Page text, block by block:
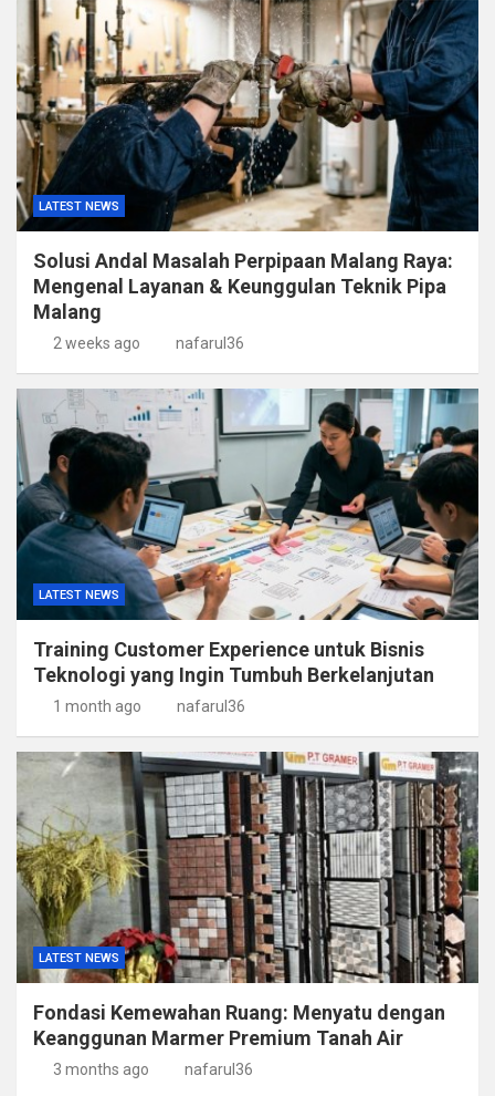
LATEST NEWS
Solusi Andal Masalah Perpipaan Malang Raya:
Mengenal Layanan & Keunggulan Teknik Pipa
Malang
2 weeks ago nafarul36
LATEST NEWS
Training Customer Experience untuk Bisnis
Teknologi yang Ingin Tumbuh Berkelanjutan
1 month ago nafarul36
LATEST NEWS
Fondasi Kemewahan Ruang: Menyatu dengan
Keanggunan Marmer Premium Tanah Air
3 months ago nafarul36